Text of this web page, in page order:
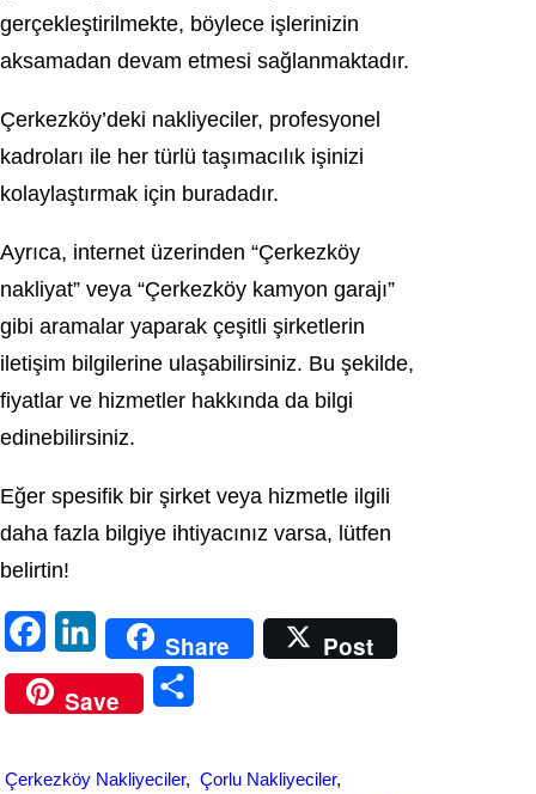
gerçekleştirilmekte, böylece işlerinizin
aksamadan devam etmesi sağlanmaktadır.
Çerkezköy’deki nakliyeciler, profesyonel
kadroları ile her türlü taşımacılık işinizi
kolaylaştırmak için buradadır.
Ayrıca, internet üzerinden “Çerkezköy
nakliyat” veya “Çerkezköy kamyon garajı”
gibi aramalar yaparak çeşitli şirketlerin
iletişim bilgilerine ulaşabilirsiniz. Bu şekilde,
fiyatlar ve hizmetler hakkında da bilgi
edinebilirsiniz.
Eğer spesifik bir şirket veya hizmetle ilgili
daha fazla bilgiye ihtiyacınız varsa, lütfen
belirtin!
a
c
i
n
Share
Post
Save
Çerkezköy Nakliyeciler, Çorlu Nakliyeciler